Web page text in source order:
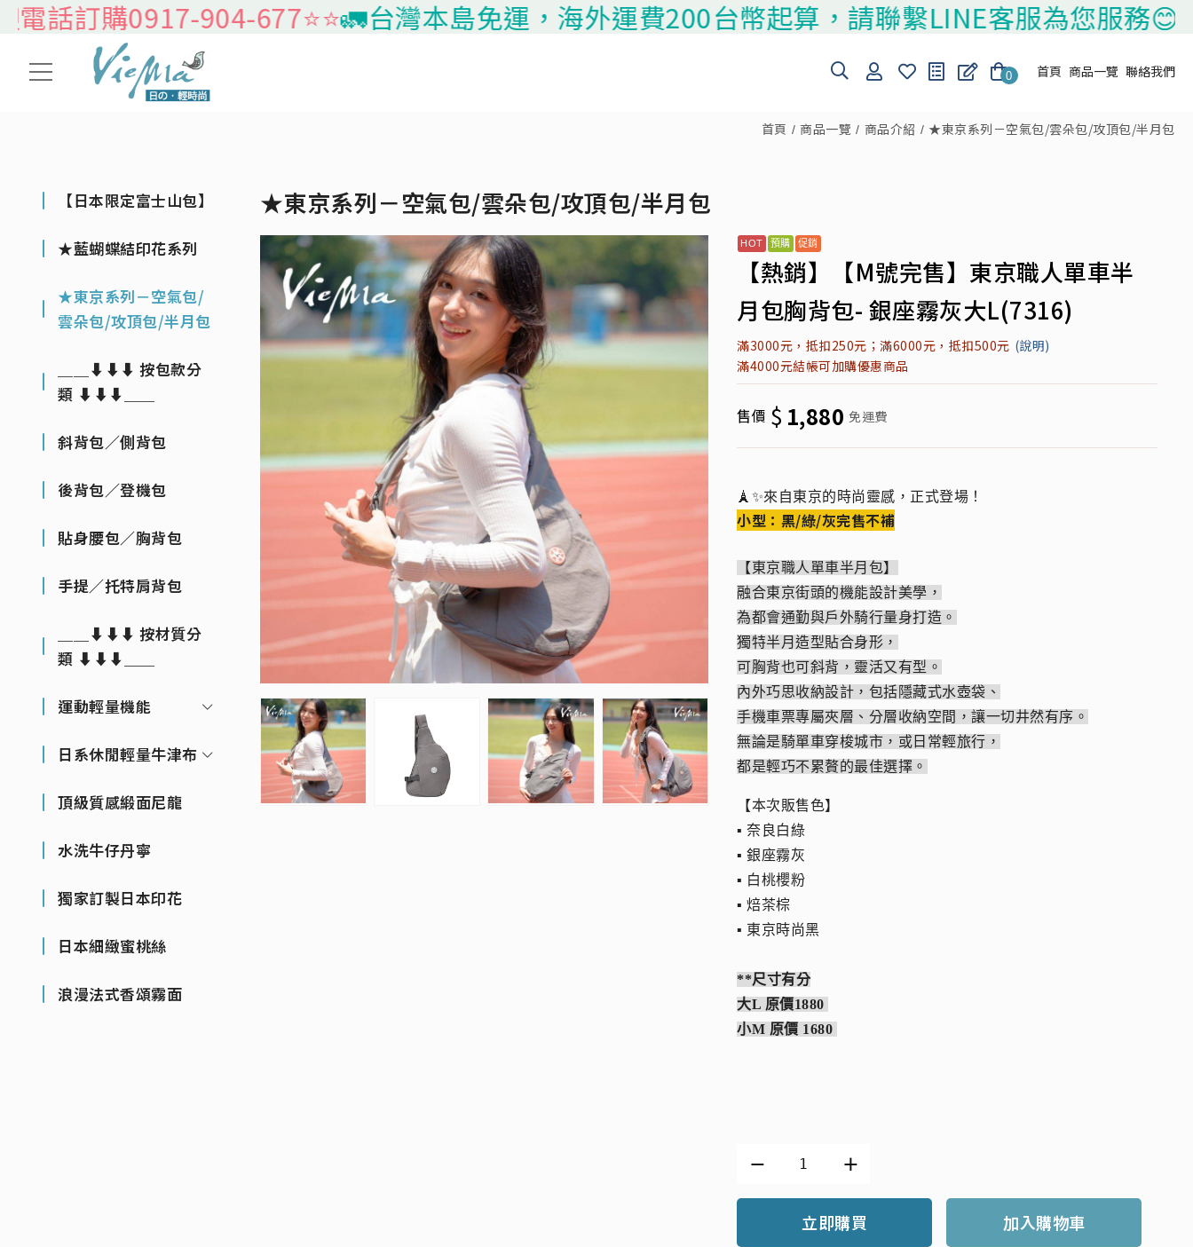
訂購0917-904-677⭐️⭐️🚛台灣本島免運，海外運費200台幣起算，請聯繫LINE客服為您服務😊
0 首頁 商品一覽 聯絡我們
首頁 商品一覽 商品介紹 ★東京系列－空氣包/雲朵包/攻頂包/半月包
【日本限定富士山包】
★藍蝴蝶結印花系列
★東京系列－空氣包/
雲朵包/攻頂包/半月包
＿＿⬇⬇⬇ 按包款分
類 ⬇⬇⬇＿＿
斜背包／側背包
後背包／登機包
貼身腰包／胸背包
手提／托特肩背包
＿＿⬇⬇⬇ 按材質分
類 ⬇⬇⬇＿＿
運動輕量機能
日系休閒輕量牛津布
頂級質感緞面尼龍
水洗牛仔丹寧
獨家訂製日本印花
日本細緻蜜桃絲
浪漫法式香頌霧面
★東京系列－空氣包/雲朵包/攻頂包/半月包
【熱銷】【M號完售】東京職人單車半
月包胸背包- 銀座霧灰大L(7316)
滿3000元，抵扣250元；滿6000元，抵扣500元 (說明)
滿4000元結帳可加購優惠商品
售價 $ 1,880 免運費
🗼✨來自東京的時尚靈感，正式登場！
小型：黑/綠/灰完售不補
【東京職人單車半月包】
融合東京街頭的機能設計美學，
為都會通勤與戶外騎行量身打造。
獨特半月造型貼合身形，
可胸背也可斜背，靈活又有型。
內外巧思收納設計，包括隱藏式水壺袋、
手機車票專屬夾層、分層收納空間，讓一切井然有序。
無論是騎單車穿梭城市，或日常輕旅行，
都是輕巧不累贅的最佳選擇。
【本次販售色】
▪︎ 奈良白綠
▪︎ 銀座霧灰
▪︎ 白桃櫻粉
▪︎ 焙茶棕
▪︎ 東京時尚黑
**尺寸有分
大L 原價1880
小M 原價 1680
立即購買 加入購物車